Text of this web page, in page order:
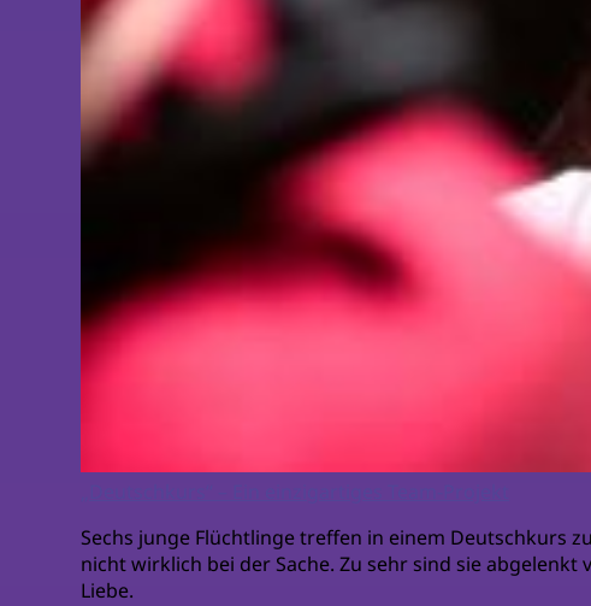
Sechs junge Flüchtlinge treffen in einem Deutschkurs
nicht wirklich bei der Sache. Zu sehr sind sie
Liebe.